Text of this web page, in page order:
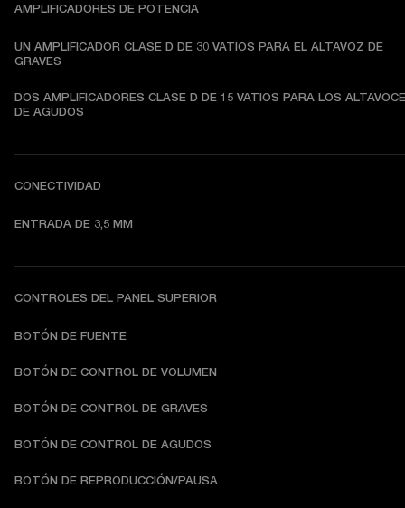
AMPLIFICADORES DE POTENCIA
UN AMPLIFICADOR CLASE D DE 30 VATIOS PARA EL ALTAVOZ DE
GRAVES
DOS AMPLIFICADORES CLASE D DE 15 VATIOS PARA LOS
DE AGUDOS
CONECTIVIDAD
ENTRADA DE 3,5 MM
CONTROLES DEL PANEL SUPERIOR
BOTÓN DE FUENTE
BOTÓN DE CONTROL DE VOLUMEN
BOTÓN DE CONTROL DE GRAVES
BOTÓN DE CONTROL DE AGUDOS
BOTÓN DE REPRODUCCIÓN/PAUSA